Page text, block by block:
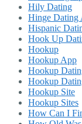
Hily Dating
Hinge Dating
Hispanic
Hook Up
Hookup
Hookup App
Hookup
Hookup
Hookup Site
Hookup Sites
How Can I